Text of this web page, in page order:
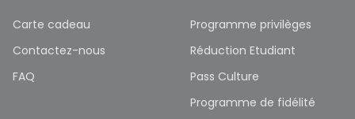
Carte cadeau
Contactez-nous
FAQ
Programme privilèges
Réduction Etudiant
Pass Culture
Programme de fidélité